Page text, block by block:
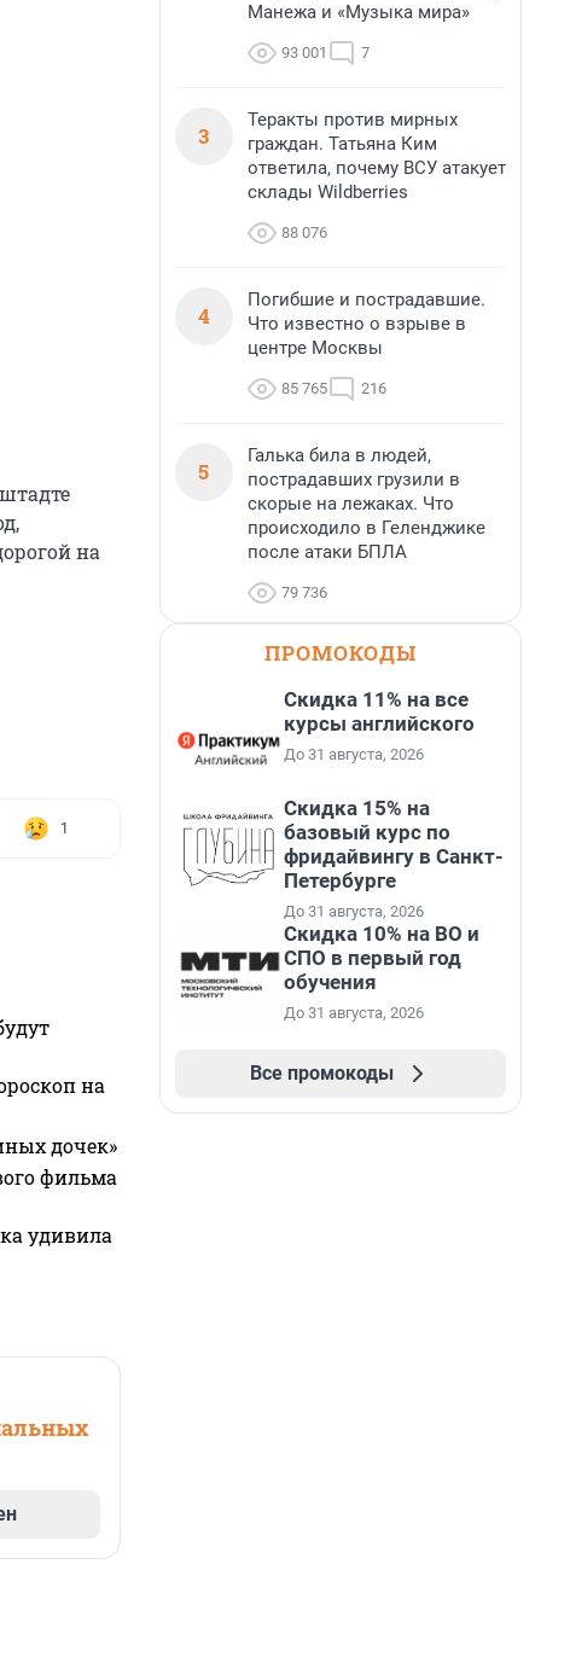
,
на
1
на
дочек»
фильма
удивила
Манежа и «Музыка мира»
93 001 7
3
Теракты против мирных
граждан. Татьяна Ким
ответила, почему ВСУ атакует
склады Wildberries
88 076
4
Погибшие и пострадавшие.
Что известно о взрыве в
центре Москвы
85 765 216
5
Галька била в людей,
пострадавших грузили в
скорые на лежаках. Что
происходило в Геленджике
после атаки БПЛА
79 736
ПРОМОКОДЫ
Скидка 11% на все
курсы английского
До 31 августа, 2026
Скидка 15% на
базовый курс по
фридайвингу в Санкт-
Петербурге
До 31 августа, 2026
Скидка 10% на ВО и
СПО в первый год
обучения
До 31 августа, 2026
Все промокоды